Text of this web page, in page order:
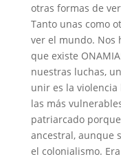
otras formas de
Tanto unas como
ver el mundo. Nos
que existe
nuestras luchas,
unir es la violencia
las más
patriarcado
ancestral, aunque
el colonialismo.